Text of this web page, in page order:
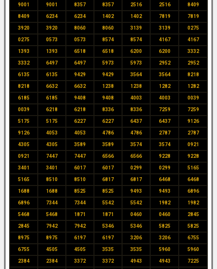
9001 9001 8357 8357 2516 2516 8409
8409 6234 6234 1402 1402 7819 7819
3920 3920 8060 8060 3139 3139 0275
0275 0573 0573 8574 8574 4167 4167
1393 1393 6518 6518 6200 6200 3332
3332 6497 6497 5973 5973 2952 2952
6135 6135 9429 9429 3564 3564 8218
8218 6632 6632 1238 1238 1282 1282
6185 6185 9408 9408 4003 4003 0039
0039 6218 6218 8336 8336 7259 7259
5175 5175 6227 6227 6437 6437 9126
9126 4053 4053 4786 4786 2787 2787
4305 4305 3589 3589 3574 3574 0921
0921 7447 7447 6566 6566 9228 9228
3401 3401 6017 6017 0299 0299 5165
5165 8510 8510 6817 6817 6468 6468
1688 1688 8525 8525 9493 9493 6896
6896 7344 7344 5542 5542 1982 1982
5468 5468 1871 1871 0460 0460 2845
2845 7942 7942 5346 5346 5825 5825
8975 8975 6197 6197 3206 3206 6755
6755 4505 4505 3535 3535 5960 5960
2384 2384 3372 3372 4943 4943 7225